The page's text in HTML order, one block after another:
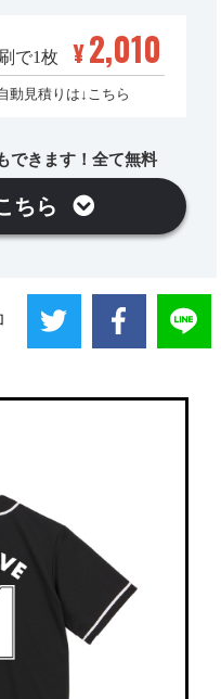
で1枚 ¥2,010
動見積りは↓こちら
できます！全て無料
ちら